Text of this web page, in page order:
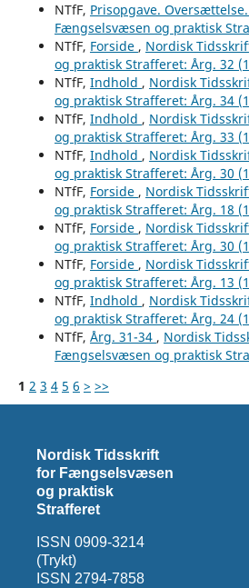
NTfF, Prisopgave. Oversættelse.
Fængselsvæsen og praktisk
NTfF, Forside , Nordisk
og praktisk Strafferet: Årg. 32
NTfF, Indhold , Nordisk
og praktisk Strafferet: Årg. 34
NTfF, Indhold , Nordisk
og praktisk Strafferet: Årg. 33
NTfF, Indhold , Nordisk
og praktisk Strafferet: Årg. 30
NTfF, Forside , Nordisk
og praktisk Strafferet: Årg. 18
NTfF, Forside , Nordisk
og praktisk Strafferet: Årg. 30
NTfF, Forside , Nordisk
og praktisk Strafferet: Årg. 13
NTfF, Indhold , Nordisk
og praktisk Strafferet: Årg. 24
NTfF, Årg. 31-34 , Nordisk
Fængselsvæsen og praktisk
1 2 3 4 5 6 > >>
Nordisk Tidsskrift
for Fængselsvæsen
og praktisk
Strafferet
ISSN 0909-3214
(Trykt)
ISSN 2794-7858